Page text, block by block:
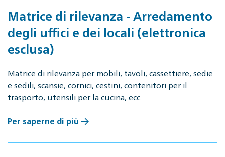
Matrice di rilevanza - Arredamento
degli uffici e dei locali (elettronica
esclusa)
Matrice di rilevanza per mobili, tavoli, cassettiere, sedie
e sedili, scansie, cornici, cestini, contenitori per il
trasporto, utensili per la cucina, ecc.
Per saperne di più